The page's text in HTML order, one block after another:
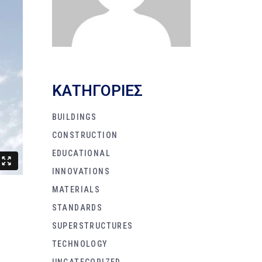
KΑΤΗΓΟΡΙΕΣ
BUILDINGS
CONSTRUCTION
EDUCATIONAL
INNOVATIONS
MATERIALS
STANDARDS
SUPERSTRUCTURES
TECHNOLOGY